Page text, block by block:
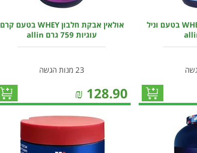
אולאין אבקת חלבון WHEY בטעם וניל
אולאין אבקת חלבון WHEY בטעם קרם
עוגיות 759 גרם allin
23 מנות הגשה
128.90
₪